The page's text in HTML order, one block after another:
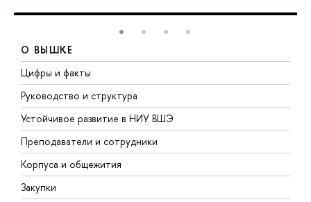
О ВЫШКЕ
Цифры и факты
Руководство и структура
Устойчивое развитие в НИУ ВШЭ
Преподаватели и сотрудники
Корпуса и общежития
Закупки